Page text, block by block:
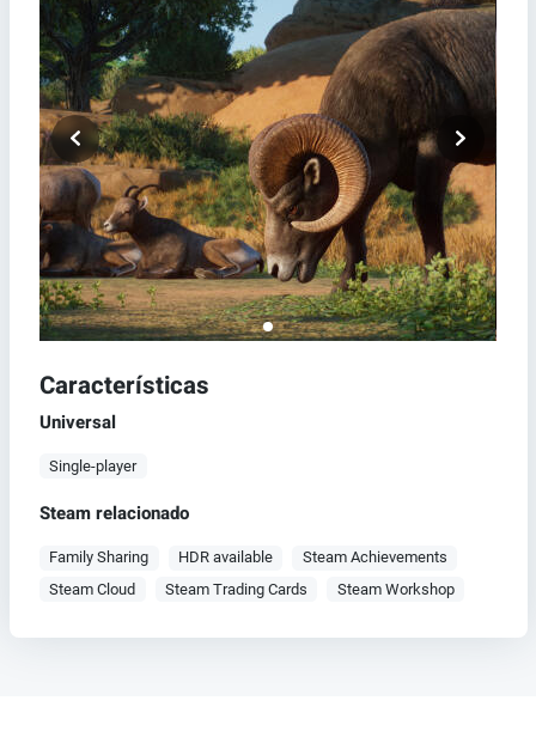
Características
Universal
Single-player
Steam relacionado
Family Sharing HDR available
Steam Achievements
Steam Cloud
Steam Trading Cards Steam Workshop